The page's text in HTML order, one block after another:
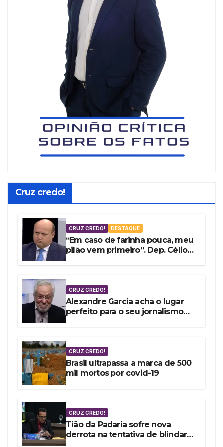
Cruz credo!
CRUZ CREDO! DESTAQUE
“Em caso de farinha pouca, meu
pilão vem primeiro”. Dep. Célio
CRUZ CREDO!
Alexandre Garcia acha o lugar
perfeito para o seu jornalismo
CRUZ CREDO!
Brasil ultrapassa a marca de 500
mil mortos por covid-19
CRUZ CREDO!
Tião da Padaria sofre nova
derrota na tentativa de blindar